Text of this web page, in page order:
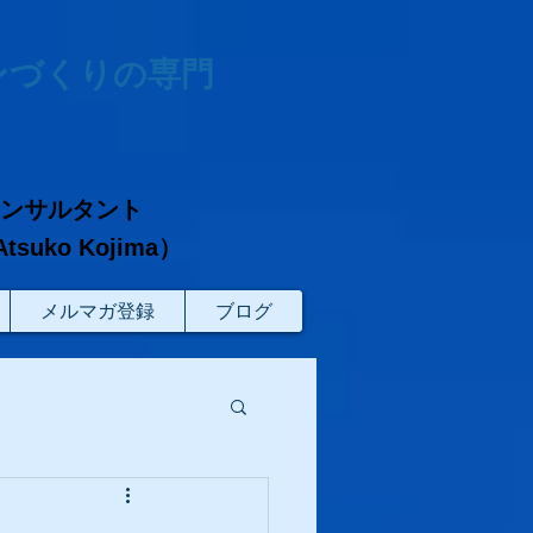
くりの専門
サルタント
Kojima）
メルマガ登録 ブログ